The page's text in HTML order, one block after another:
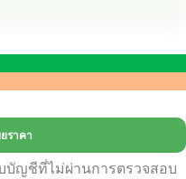
ราคา
บัญชีที่ไม่ผ่านการตรวจสอบ